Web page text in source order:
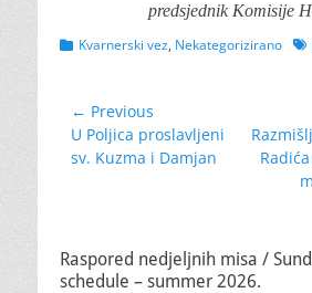
predsjednik Komisije
Categories
Kvarnerski vez, Nekategorizirano
Navigacija
objava
← Previous
Previous
post:
U Poljica proslavljeni
sv. Kuzma i Damjan
Next
post:
Raspored nedjeljnih misa /
schedule – summer 2026.